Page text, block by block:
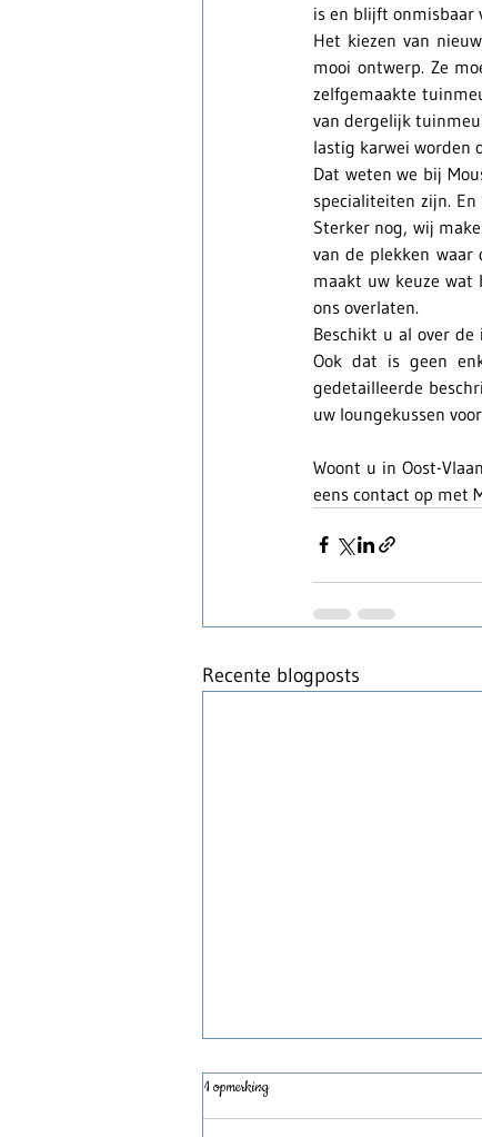
is en blijft onmisbaar
Het kiezen van
mooi ontwerp. Ze
zelfgemaakte
van dergelijk
lastig karwei worden
Dat weten we bij
specialiteiten zijn.
Sterker nog, wij
van de plekken waar
maakt uw keuze
ons overlaten.
Beschikt u al over
Ook dat is geen
gedetailleerde
uw loungekussen
Woont u in Oost-
eens contact op met
Recente blogposts
1 opmerking